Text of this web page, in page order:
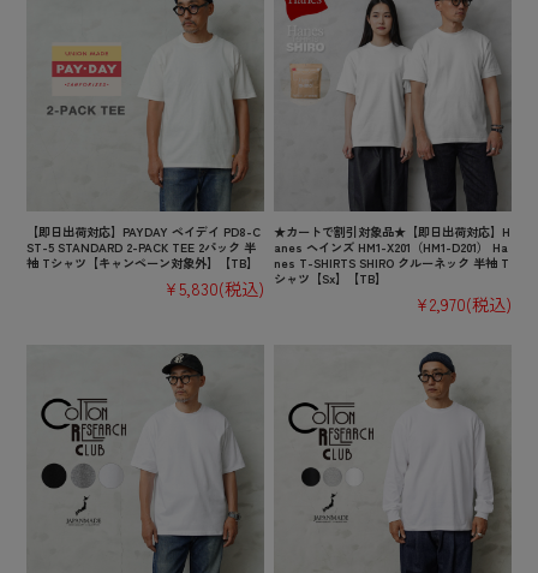
【即日出荷対応】PAYDAY ペイデイ PD8-C
ST-5 STANDARD 2-PACK TEE 2パック 半
袖 Tシャツ【キャンペーン対象外】【TB】
¥5,830(税込)
★カートで割引対象品★【即日出荷対応】H
anes ヘインズ HM1-X201（HM1-D201） Ha
nes T-SHIRTS SHIRO クルーネック 半袖 T
シャツ【Sx】【TB】
¥2,970(税込)